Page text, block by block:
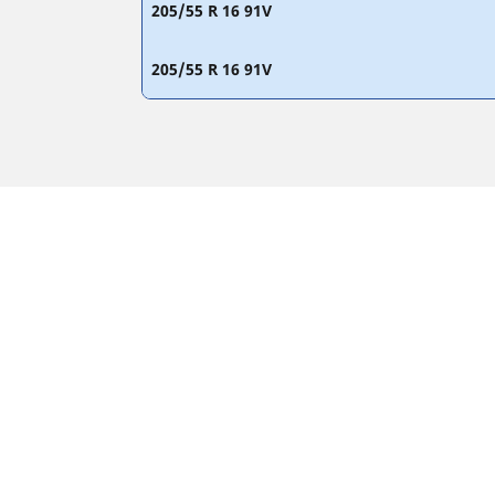
205/55 R 16 91V
205/55 R 16 91V